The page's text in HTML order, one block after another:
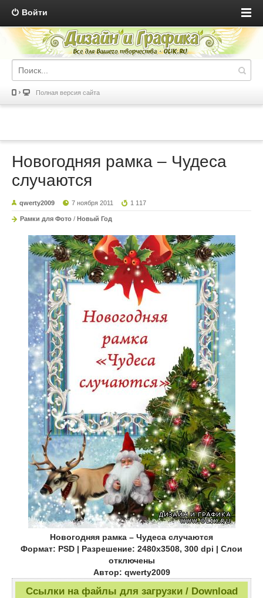
Войти
Полная версия сайта
Новогодняя рамка – Чудеса
случаются
qwerty2009 7 ноября 2011 1 117
Рамки для Фото / Новый Год
Новогодняя рамка – Чудеса случаются
Формат: PSD | Разрешение: 2480x3508, 300 dpi | Слои
отключены
Автор: qwerty2009
Ссылки на файлы для загрузки / Download